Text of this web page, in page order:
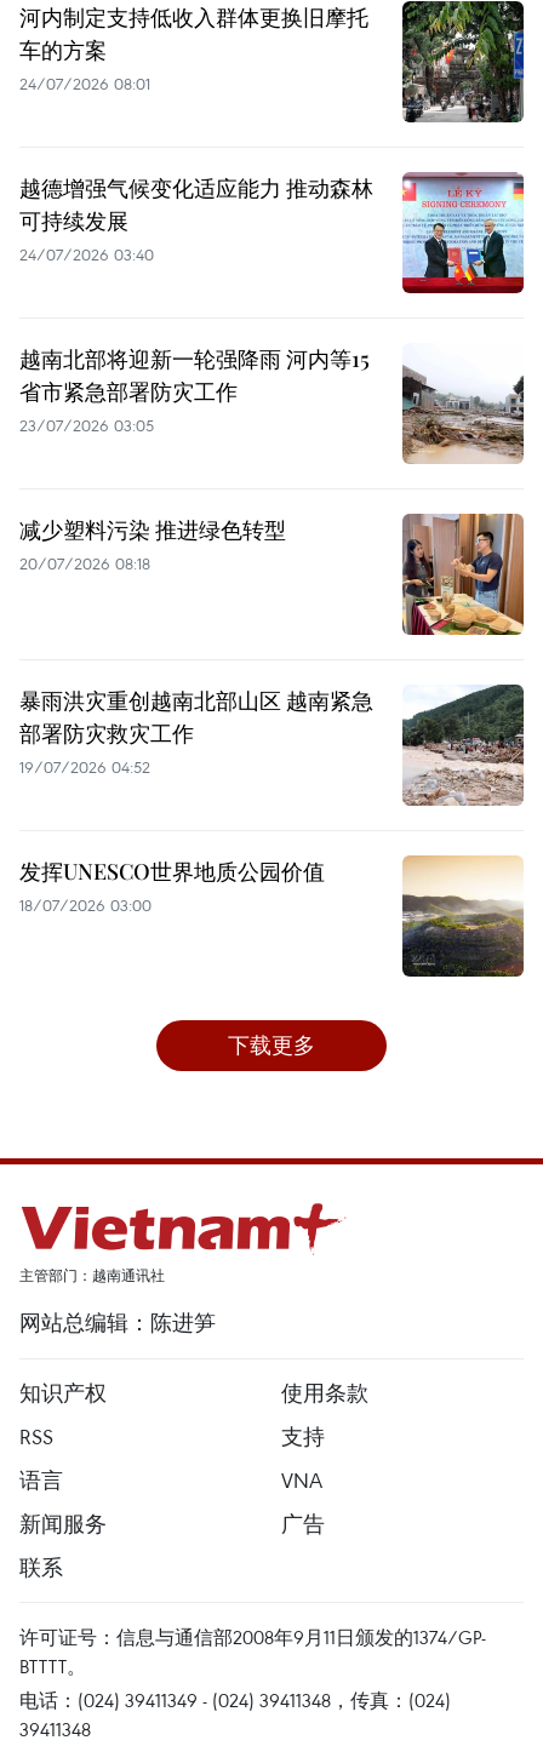
河内制定支持低收入群体更换旧摩托
车的方案
24/07/2026 08:01
越德增强气候变化适应能力 推动森林
可持续发展
24/07/2026 03:40
越南北部将迎新一轮强降雨 河内等15
省市紧急部署防灾工作
23/07/2026 03:05
减少塑料污染 推进绿色转型
20/07/2026 08:18
暴雨洪灾重创越南北部山区 越南紧急
部署防灾救灾工作
19/07/2026 04:52
发挥UNESCO世界地质公园价值
18/07/2026 03:00
下载更多
主管部门：越南通讯社
网站总编辑：陈进笋
知识产权
使用条款
RSS
支持
语言
VNA
新闻服务
广告
联系
许可证号：信息与通信部2008年9月11日颁发的1374/GP-
BTTTT。
电话：(024) 39411349 - (024) 39411348，传真：(024)
39411348